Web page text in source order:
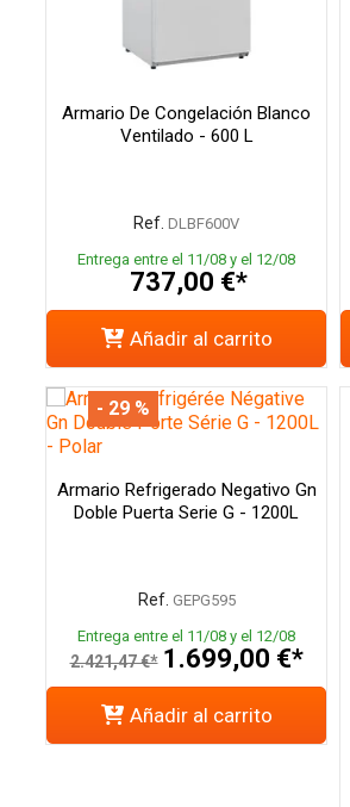
Armario De Congelación Blanco
Ventilado - 600 L
Ref. DLBF600V
Entrega entre el 11/08 y el 12/08
737,00 €*
Añadir al carrito
Armario Refrigerado Negativo Gn
Doble Puerta Serie G - 1200L
Ref. GEPG595
Entrega entre el 11/08 y el 12/08
2.421,47 €* 1.699,00 €*
- 29 %
Añadir al carrito